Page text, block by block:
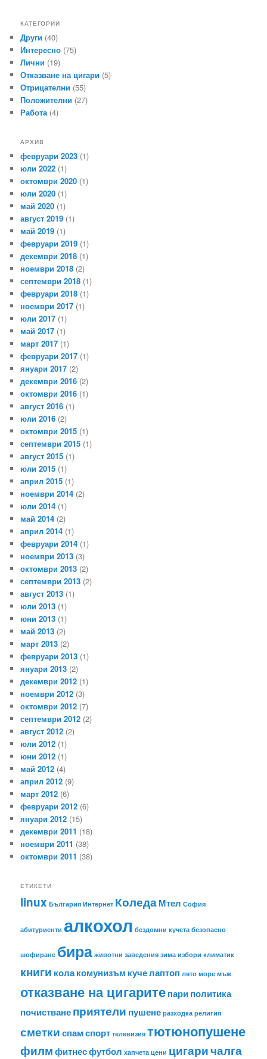
КАТЕГОРИИ
Други (40)
Интересно (75)
Лични (19)
Отказване на цигари (5)
Отрицателни (55)
Положителни (27)
Работа (4)
АРХИВ
февруари 2023 (1)
юли 2022 (1)
октомври 2020 (1)
юли 2020 (1)
май 2020 (1)
август 2019 (1)
май 2019 (1)
февруари 2019 (1)
декември 2018 (1)
ноември 2018 (2)
септември 2018 (1)
февруари 2018 (1)
ноември 2017 (1)
юли 2017 (1)
май 2017 (1)
март 2017 (1)
февруари 2017 (1)
януари 2017 (2)
декември 2016 (2)
октомври 2016 (1)
август 2016 (1)
юли 2016 (2)
октомври 2015 (1)
септември 2015 (1)
август 2015 (1)
юли 2015 (1)
април 2015 (1)
ноември 2014 (2)
юли 2014 (1)
май 2014 (2)
април 2014 (1)
февруари 2014 (1)
ноември 2013 (3)
октомври 2013 (2)
септември 2013 (2)
август 2013 (1)
юли 2013 (1)
юни 2013 (1)
май 2013 (2)
март 2013 (2)
февруари 2013 (1)
януари 2013 (2)
декември 2012 (1)
ноември 2012 (3)
октомври 2012 (7)
септември 2012 (2)
август 2012 (2)
юли 2012 (1)
юни 2012 (1)
май 2012 (4)
април 2012 (9)
март 2012 (6)
февруари 2012 (6)
януари 2012 (15)
декември 2011 (18)
ноември 2011 (38)
октомври 2011 (38)
ЕТИКЕТИ
linux България Интернет КоледаМтел София
абитуриенти алкохол бездомни кучета безопасно
шофиране бира животни заведения зима избори климатик
книги колакомунизъм кучелаптоп лято море мъж
отказване на цигаритепариполитика
почистванеприятели пушене разходка религия
сметкиспамспорт телевизия тютюнопушене
филмфитнесфутбол хапчета цени цигаричалга